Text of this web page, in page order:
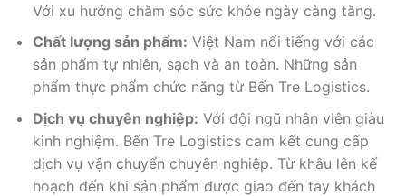
Với xu hướng chăm sóc sức khỏe ngày càng tăng.
Chất lượng sản phẩm: Việt Nam nổi tiếng với các
sản phẩm tự nhiên, sạch và an toàn. Những sản
phẩm thực phẩm chức năng từ Bến Tre Logistics.
Dịch vụ chuyên nghiệp: Với đội ngũ nhân viên giàu
kinh nghiệm. Bến Tre Logistics cam kết cung cấp
dịch vụ vận chuyển chuyên nghiệp. Từ khâu lên kế
hoạch đến khi sản phẩm được giao đến tay khách